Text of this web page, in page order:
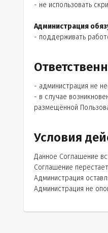
- не использовать
Администрация
- поддерживать
- администрация не
- в случае
размещённой
Условия
Данное Соглашение
Соглашение
Администрация
Администрация не